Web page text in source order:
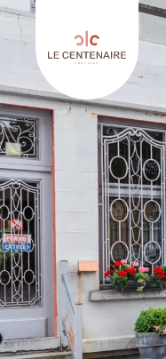
Keer terug